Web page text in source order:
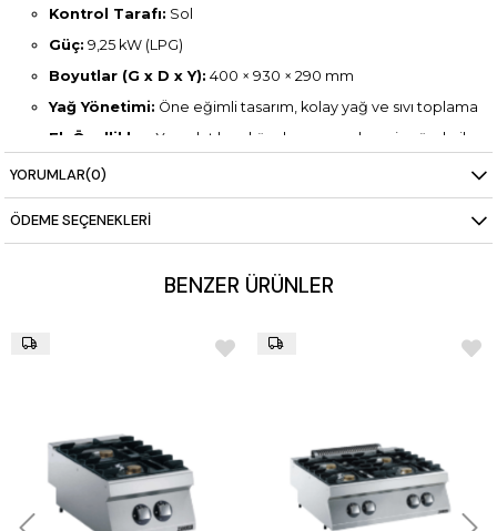
Kontrol Tarafı: Sol
Güç: 9,25 kW (LPG)
Boyutlar (G x D x Y): 400 × 930 × 290 mm
Yağ Yönetimi: Öne eğimli tasarım, kolay yağ ve sıvı toplama
Ek Özellikler:
Yuvarlatılmış köşeler ve preslenmiş gövde ile
kolay temizlik
YORUMLAR(0)
ÖDEME SEÇENEKLERI
BENZER ÜRÜNLER